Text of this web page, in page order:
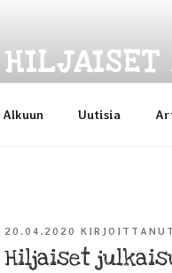
HILJAISET
Alkuun Uutisia
JULKAISTU
20.04.2020
Hiljaiset